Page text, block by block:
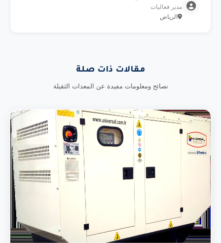
مدير فعاليات
الرياض
مقالات ذات صلة
نصائح ومعلومات مفيدة عن المعدات الثقيلة